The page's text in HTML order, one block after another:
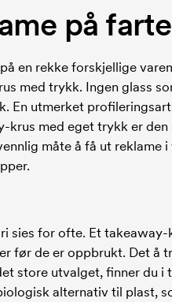
på
en rekke forskjellige
med trykk. Ingen glass
En utmerket
med eget trykk er
måte å få ut reklame
sies for ofte. Et
før de er oppbrukt. Det
store utvalget, finner du
alternativ til plast,